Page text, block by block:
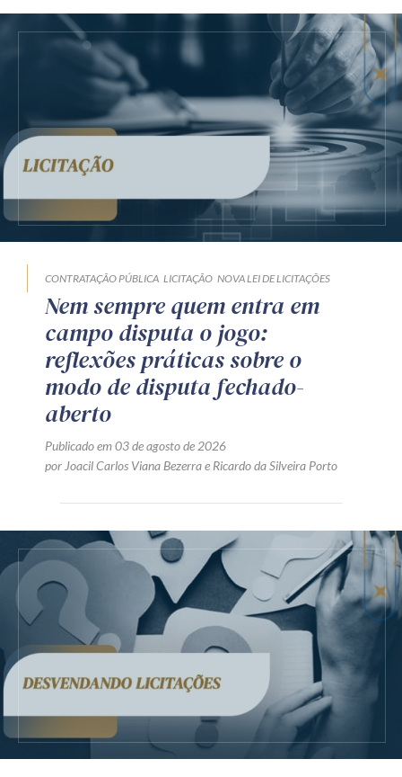
CONTRATAÇÃO PÚBLICA LICITAÇÃO NOVA LEI DE LICITAÇÕES
Nem sempre quem entra em
campo disputa o jogo:
reflexões práticas sobre o
modo de disputa fechado-
aberto
Publicado em 03 de agosto de 2026
por Joacil Carlos Viana Bezerrae Ricardo da Silveira Porto